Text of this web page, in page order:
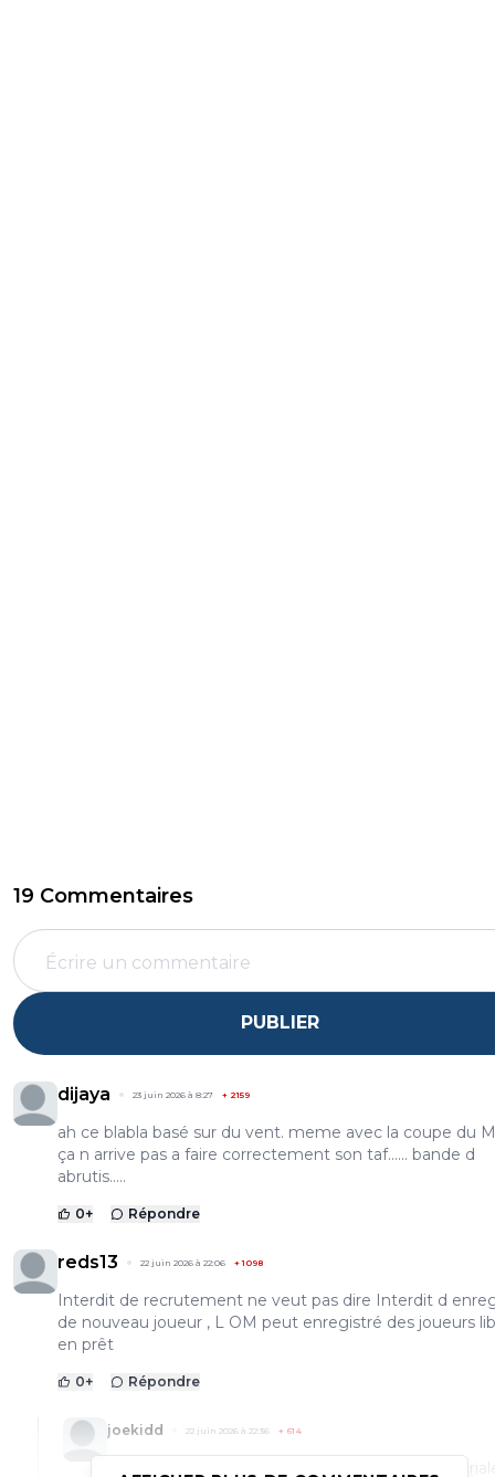
19 Commentaires
PUBLIER
dijaya 23 juin 2026 à 8:27 + 2159
ah ce blabla basé sur du vent. meme avec la coupe du
ça n arrive pas a faire correctement son taf...... bande d
abrutis.....
0+ Répondre
reds13 22 juin 2026 à 22:06 +1098
Interdit de recrutement ne veut pas dire Interdit d
de nouveau joueur , L OM peut enregistré des joueurs
en prêt
0+ Répondre
joekidd 22 juin 2026 à 22:36 + 614